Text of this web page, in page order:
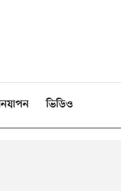
ভিডিও